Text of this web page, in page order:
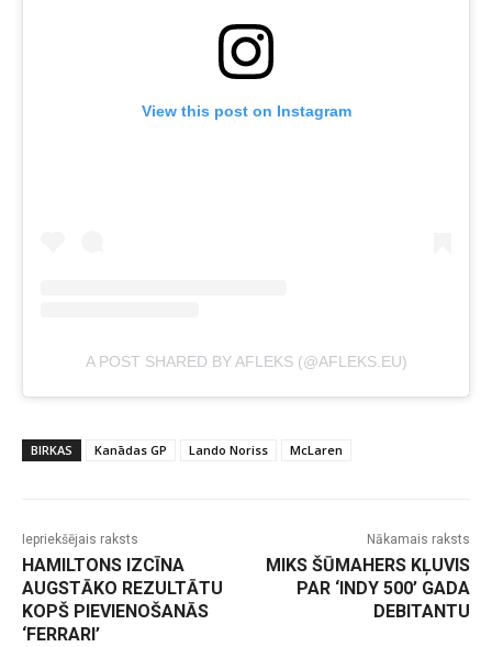
View this post on Instagram
A POST SHARED BY AFLEKS (@AFLEKS.EU)
BIRKAS Kanādas GP Lando Noriss McLaren
Iepriekšējais raksts
HAMILTONS IZCĪNA
AUGSTĀKO REZULTĀTU
KOPŠ PIEVIENOŠANĀS
‘FERRARI’
Nākamais raksts
MIKS ŠŪMAHERS KĻUVIS
PAR ‘INDY 500’ GADA
DEBITANTU